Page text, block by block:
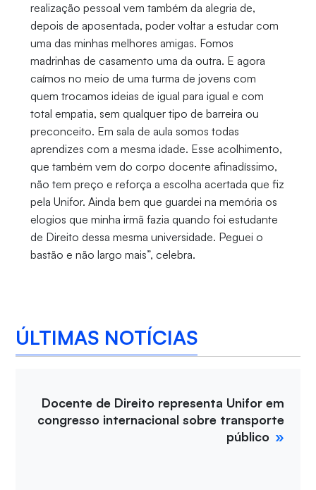
realização pessoal vem também da alegria de,
depois de aposentada, poder voltar a estudar com
uma das minhas melhores amigas. Fomos
madrinhas de casamento uma da outra. E agora
caímos no meio de uma turma de jovens com
quem trocamos ideias de igual para igual e com
total empatia, sem qualquer tipo de barreira ou
preconceito. Em sala de aula somos todas
aprendizes com a mesma idade. Esse acolhimento,
que também vem do corpo docente afinadíssimo,
não tem preço e reforça a escolha acertada que fiz
pela Unifor. Ainda bem que guardei na memória os
elogios que minha irmã fazia quando foi estudante
de Direito dessa mesma universidade. Peguei o
bastão e não largo mais”, celebra.
ÚLTIMAS NOTÍCIAS
Docente de Direito representa Unifor em
congresso internacional sobre transporte
público